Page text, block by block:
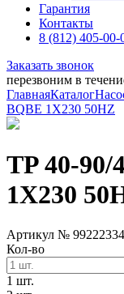
Гарантия
Контакты
8 (812) 405-00-
Заказать звонок
перезвоним в
ГлавнаяКаталог
BQBE 1X230 50HZ
TP 40-
1X230
Артикул № 99222334
Кол-во
1 шт.